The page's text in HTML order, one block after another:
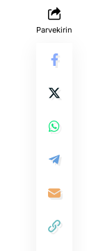
Parvekirin